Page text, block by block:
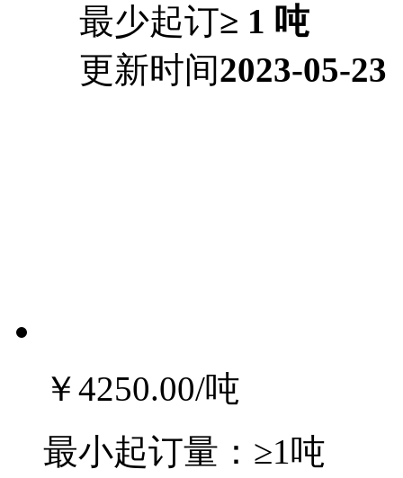
最少起订≥ 1 吨
更新时间2023-05-23
￥4250.00/吨
最小起订量： ≥1吨